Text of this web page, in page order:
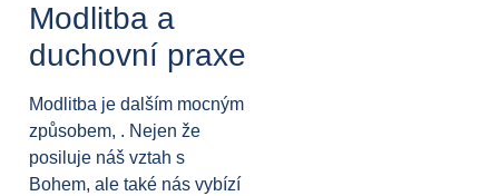
Modlitba a
duchovní praxe
Modlitba je dalším mocným
způsobem, . Nejen že
posiluje náš vztah s
Bohem, ale také nás vybízí